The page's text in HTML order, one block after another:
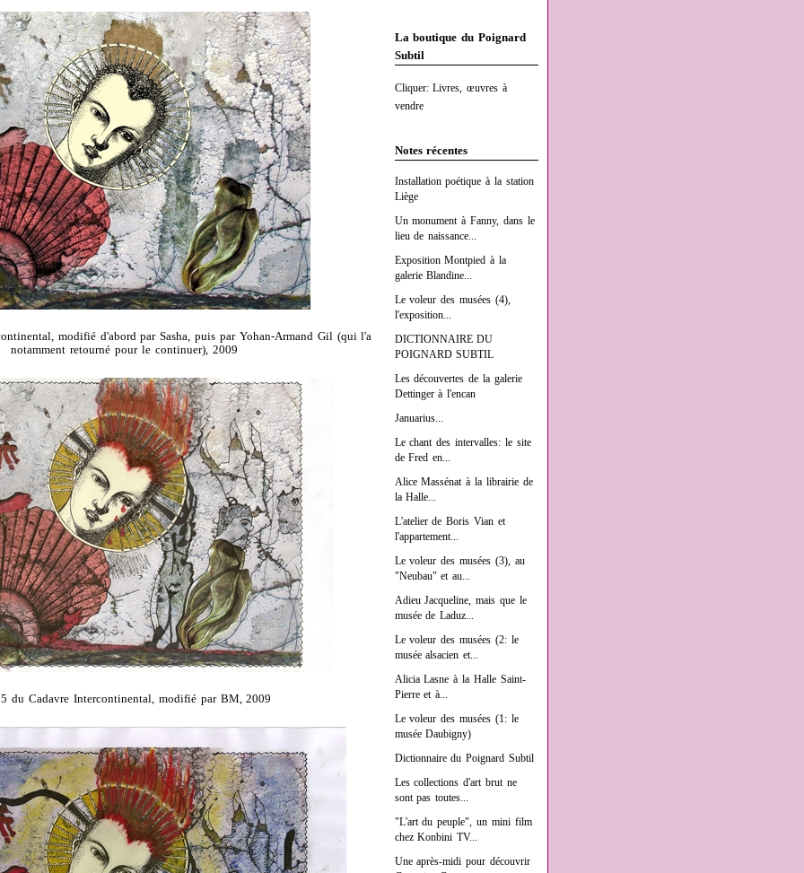
La boutique du Poignard
Subtil
Cliquer: Livres, œuvres à
vendre
Notes récentes
Installation poétique à la station
Liège
Un monument à Fanny, dans le
lieu de naissance...
Exposition Montpied à la
galerie Blandine...
Le voleur des musées (4),
l'exposition...
DICTIONNAIRE DU
POIGNARD SUBTIL
Les découvertes de la galerie
Dettinger à l'encan
Januarius...
Le chant des intervalles: le site
de Fred en...
Alice Massénat à la librairie de
la Halle...
L'atelier de Boris Vian et
l'appartement...
Le voleur des musées (3), au
"Neubau" et au...
Adieu Jacqueline, mais que le
musée de Laduz...
Le voleur des musées (2: le
musée alsacien et...
Alicia Lasne à la Halle Saint-
Pierre et à...
Le voleur des musées (1: le
musée Daubigny)
Dictionnaire du Poignard Subtil
Les collections d'art brut ne
sont pas toutes...
"L'art du peuple", un mini film
chez Konbini TV...
Une après-midi pour découvrir
modifié d'abord par Sasha, puis par Yohan-Armand Gil (qui l'a
notamment retourné pour le continuer), 2009
du Cadavre Intercontinental, modifié par BM, 2009